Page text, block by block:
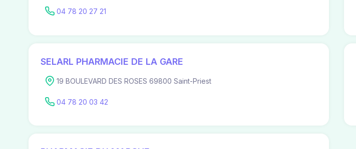
04 78 20 27 21
SELARL PHARMACIE DE LA GARE
19 BOULEVARD DES ROSES 69800 Saint-Priest
04 78 20 03 42